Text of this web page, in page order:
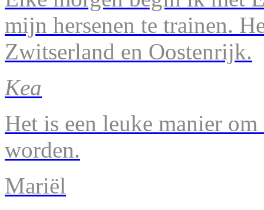
mijn hersenen te trainen.
Zwitserland en Oostenrijk.
Kea
Het is een leuke manier
worden.
Mariël